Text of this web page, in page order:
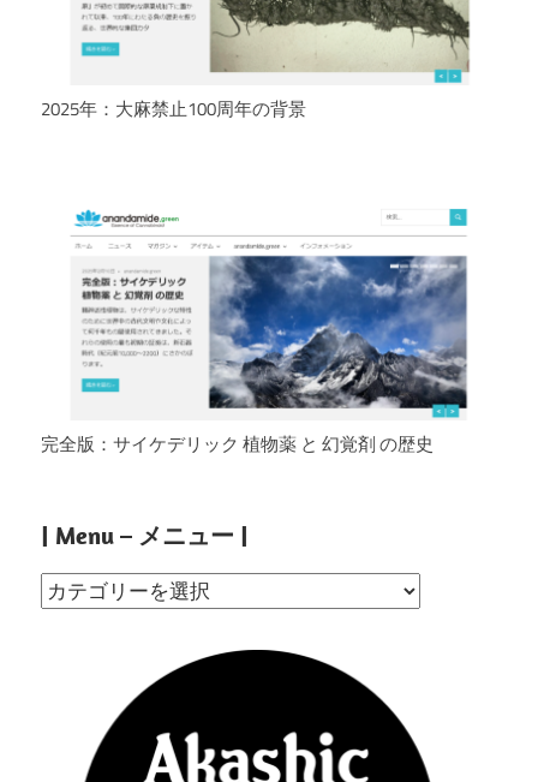
2025年：大麻禁止100周年の背景
完全版：サイケデリック 植物薬 と 幻覚剤 の歴史
| Menu – メニュー |